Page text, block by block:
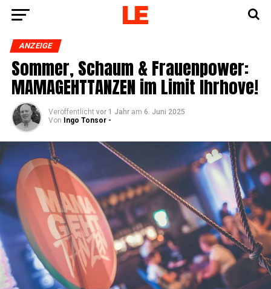
ANZEIGE
Som­mer, Schaum & Frau­en­power:
MAMAGEHTTANZEN im Limit Ihrhove!
Veröffentlicht vor 1 Jahr am 6. Juni 2025
Von
Ingo Tonsor -